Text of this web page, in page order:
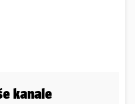
kanale